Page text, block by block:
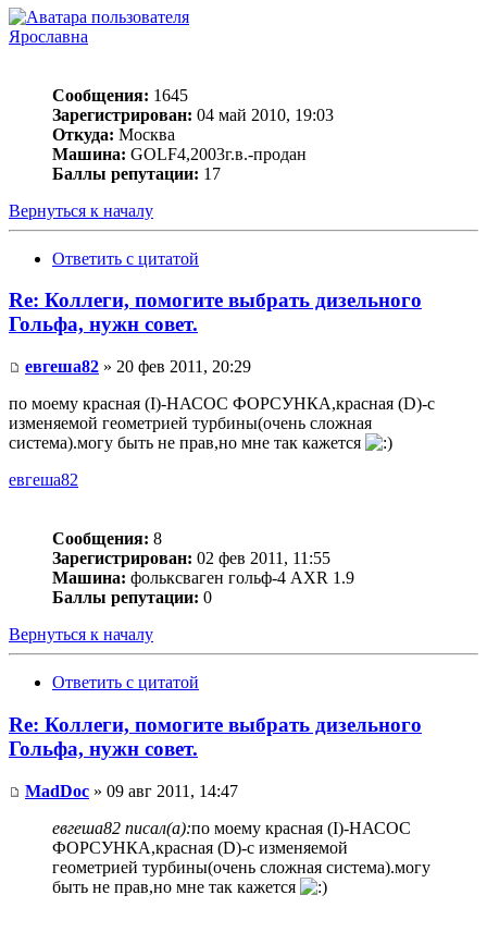
Ярославна
Сообщения: 1645
Зарегистрирован: 04 май 2010, 19:03
Откуда: Москва
Машина: GOLF4,2003г.в.-продан
Баллы репутации: 17
Вернуться к началу
Ответить с цитатой
Re: Коллеги, помогите выбрать дизельного
Гольфа, нужн совет.
евгеша82 » 20 фев 2011, 20:29
по моему красная (I)-НАСОС ФОРСУНКА,красная (D)-с
изменяемой геометрией турбины(очень сложная
система).могу быть не прав,но мне так кажется
евгеша82
Сообщения: 8
Зарегистрирован: 02 фев 2011, 11:55
Машина: фольксваген гольф-4 AXR 1.9
Баллы репутации: 0
Вернуться к началу
Ответить с цитатой
Re: Коллеги, помогите выбрать дизельного
Гольфа, нужн совет.
MadDoc » 09 авг 2011, 14:47
евгеша82 писал(а):по моему красная (I)-НАСОС
ФОРСУНКА,красная (D)-с изменяемой
геометрией турбины(очень сложная система).могу
быть не прав,но мне так кажется